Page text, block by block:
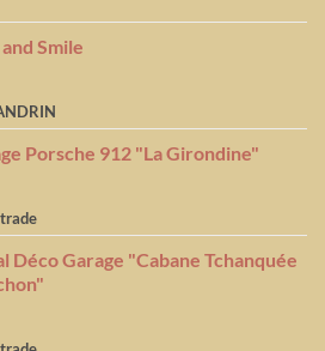
Smile
Porsche 912 "La Girondine"
Déco Garage "Cabane Tchanquée